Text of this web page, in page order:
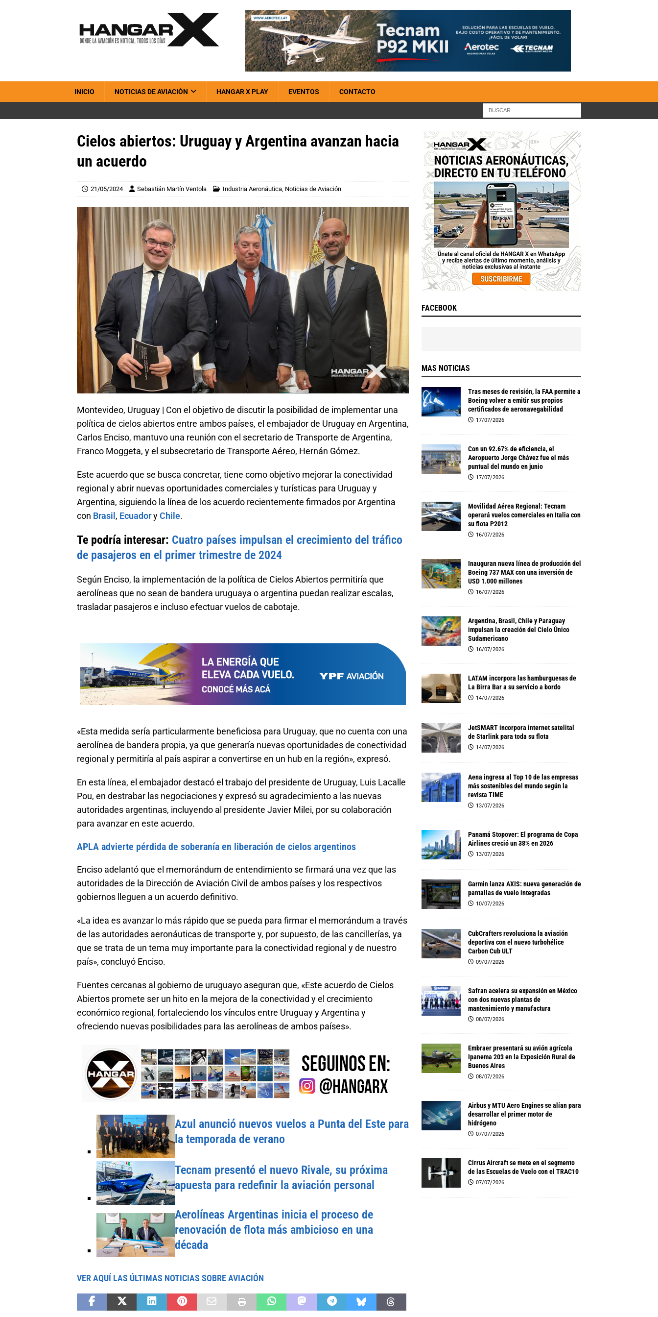
INICIO NOTICIAS DE AVIACIÓN HANGAR X PLAY EVENTOS CONTACTO
Cielos abiertos: Uruguay y Argentina avanzan hacia
un acuerdo
21/05/2024 Sebastián Martín Ventola Industria Aeronáutica, Noticias de Aviación
Montevideo, Uruguay | Con el objetivo de discutir la posibilidad de implementar una
política de cielos abiertos entre ambos países, el embajador de Uruguay en Argentina,
Carlos Enciso, mantuvo una reunión con el secretario de Transporte de Argentina,
Franco Moggeta, y el subsecretario de Transporte Aéreo, Hernán Gómez.
Este acuerdo que se busca concretar, tiene como objetivo mejorar la conectividad
regional y abrir nuevas oportunidades comerciales y turísticas para Uruguay y
Argentina, siguiendo la línea de los acuerdo recientemente firmados por Argentina
con Brasil, EcuadoryChile.
Te podría interesar: Cuatro países impulsan el crecimiento del tráfico
de pasajeros en el primer trimestre de 2024
Según Enciso, la implementación de la política de Cielos Abiertos permitiría que
aerolíneas que no sean de bandera uruguaya o argentina puedan realizar escalas,
trasladar pasajeros e incluso efectuar vuelos de cabotaje.
«Esta medida sería particularmente beneficiosa para Uruguay, que no cuenta con una
aerolínea de bandera propia, ya que generaría nuevas oportunidades de conectividad
regional y permitiría al país aspirar a convertirse en un hub en la región», expresó.
En esta línea, el embajador destacó el trabajo del presidente de Uruguay, Luis Lacalle
Pou, en destrabar las negociaciones y expresó su agradecimiento a las nuevas
autoridades argentinas, incluyendo al presidente Javier Milei, por su colaboración
para avanzar en este acuerdo.
APLA advierte pérdida de soberanía en liberación de cielos argentinos
Enciso adelantó que el memorándum de entendimiento se firmará una vez que las
autoridades de la Dirección de Aviación Civil de ambos países y los respectivos
gobiernos lleguen a un acuerdo definitivo.
«La idea es avanzar lo más rápido que se pueda para firmar el memorándum a través
de las autoridades aeronáuticas de transporte y, por supuesto, de las cancillerías, ya
que se trata de un tema muy importante para la conectividad regional y de nuestro
país», concluyó Enciso.
Fuentes cercanas al gobierno de uruguayo aseguran que, «Este acuerdo de Cielos
Abiertos promete ser un hito en la mejora de la conectividad y el crecimiento
económico regional, fortaleciendo los vínculos entre Uruguay y Argentina y
ofreciendo nuevas posibilidades para las aerolíneas de ambos países».
Azul anunció nuevos vuelos a Punta del Este para
la temporada de verano
Tecnam presentó el nuevo Rivale, su próxima
apuesta para redefinir la aviación personal
Aerolíneas Argentinas inicia el proceso de
renovación de flota más ambicioso en una
década
VER AQUÍ LAS ÚLTIMAS NOTICIAS SOBRE AVIACIÓN
FACEBOOK
MAS NOTICIAS
Tras meses de revisión, la FAA permite a
Boeing volver a emitir sus propios
certificados de aeronavegabilidad
17/07/2026
Con un 92.67% de eficiencia, el
Aeropuerto Jorge Chávez fue el más
puntual del mundo en junio
17/07/2026
Movilidad Aérea Regional: Tecnam
operará vuelos comerciales en Italia con
su flota P2012
16/07/2026
Inauguran nueva línea de producción del
Boeing 737 MAX con una inversión de
USD 1.000 millones
16/07/2026
Argentina, Brasil, Chile y Paraguay
impulsan la creación del Cielo Único
Sudamericano
16/07/2026
LATAM incorpora las hamburguesas de
La Birra Bar a su servicio a bordo
14/07/2026
JetSMART incorpora internet satelital
de Starlink para toda su flota
14/07/2026
Aena ingresa al Top 10 de las empresas
más sostenibles del mundo según la
revista TIME
13/07/2026
Panamá Stopover: El programa de Copa
Airlines creció un 38% en 2026
13/07/2026
Garmin lanza AXIS: nueva generación de
pantallas de vuelo integradas
10/07/2026
CubCrafters revoluciona la aviación
deportiva con el nuevo turbohélice
Carbon Cub ULT
09/07/2026
Safran acelera su expansión en México
con dos nuevas plantas de
mantenimiento y manufactura
08/07/2026
Embraer presentará su avión agrícola
Ipanema 203 en la Exposición Rural de
Buenos Aires
08/07/2026
Airbus y MTU Aero Engines se alían para
desarrollar el primer motor de
hidrógeno
07/07/2026
Cirrus Aircraft se mete en el segmento
de las Escuelas de Vuelo con el TRAC10
07/07/2026